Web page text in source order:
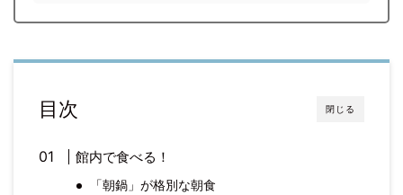
閉じる
目次
館内で食べる！
「朝鍋」が格別な朝食